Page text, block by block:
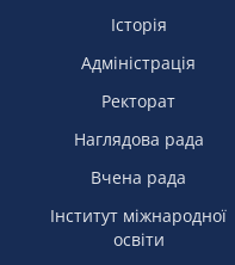
Історія
Адміністрація
Ректорат
Наглядова рада
Вчена рада
Інститут міжнародної
освіти